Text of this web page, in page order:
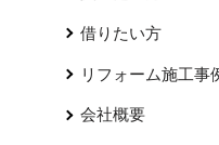
買いたい方
借りたい方
リフォーム施工事例